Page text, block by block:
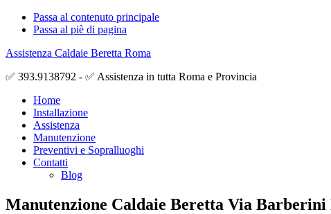
Passa al contenuto principale
Passa al piè di pagina
Assistenza Caldaie Beretta Roma
✅ 393.9138792 - ✅ Assistenza in tutta Roma e Provincia
Home
Installazione
Assistenza
Manutenzione
Preventivi e Sopralluoghi
Contatti
Blog
Manutenzione Caldaie Beretta Via Barberini